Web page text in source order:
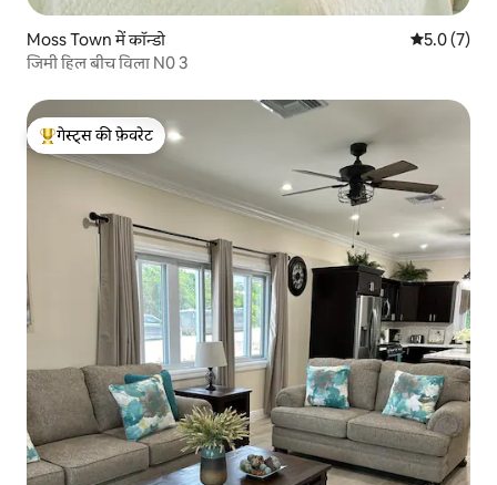
Moss Town में कॉन्डो औसत रेटिंग 5
5.0 (7)
जिमी हिल बीच विला N0 3
गेस्ट्स का टॉप फ़ेवरेट
गेस्ट्स की फ़ेवरेट